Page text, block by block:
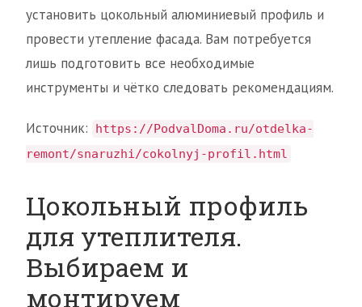
установить цокольный алюминиевый профиль и
провести утепление фасада. Вам потребуется
лишь подготовить все необходимые
инструменты и чётко следовать рекомендациям.
Источник:
https://PodvalDoma.ru/otdelka-
remont/snaruzhi/cokolnyj-profil.html
Цокольный профиль
для утеплителя.
Выбираем и
монтируем